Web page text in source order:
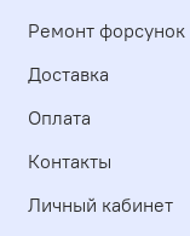
Ремонт форсунок
Доставка
Оплата
Контакты
Личный кабинет